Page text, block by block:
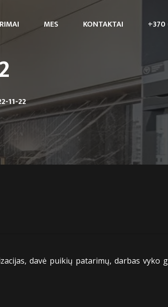
MES KONTAKTAI
11-22
davė puikių patarimų, darbas vyko